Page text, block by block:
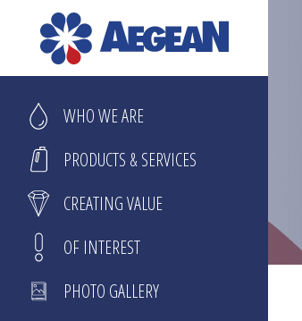
WHO WE ARE
PRODUCTS & SERVICES
CREATING VALUE
OF INTEREST
PHOTO GALLERY
content